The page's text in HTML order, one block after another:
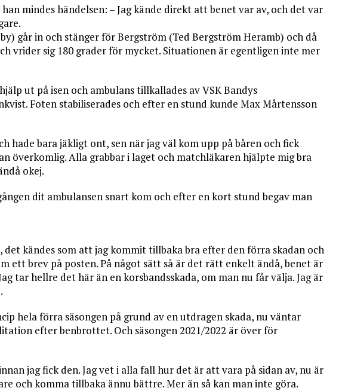
mindes händelsen: – Jag kände direkt att benet var av, och det var
går in och stänger för Bergström (Ted Bergström Heramb) och då
vrider sig 180 grader för mycket. Situationen är egentligen inte mer
ut på isen och ambulans tillkallades av VSK Bandys
Foten stabiliserades och efter en stund kunde Max Mårtensson
hade bara jäkligt ont, sen när jag väl kom upp på båren och fick
överkomlig. Alla grabbar i laget och matchläkaren hjälpte mig bra
okej.
dit ambulansen snart kom och efter en kort stund begav man
det kändes som att jag kommit tillbaka bra efter den förra skadan och
ett brev på posten. På något sätt så är det rätt enkelt ändå, benet är
tar hellre det här än en korsbandsskada, om man nu får välja. Jag är
hela förra säsongen på grund av en utdragen skada, nu väntar
efter benbrottet. Och säsongen 2021/2022 är över för
jag fick den. Jag vet i alla fall hur det är att vara på sidan av, nu är
och komma tillbaka ännu bättre. Mer än så kan man inte göra.